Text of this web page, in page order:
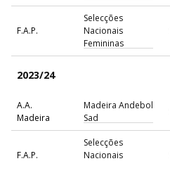
F.A.P.
Selecções
Nacionais
Femininas
2023/24
A.A.
Madeira
Madeira Andebol
Sad
F.A.P.
Selecções
Nacionais